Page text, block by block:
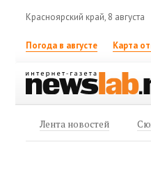
Красноярский край, 8 августа
Погода в августе Карта
Лента новостей